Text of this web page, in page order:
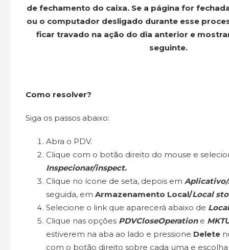
de fechamento do caixa. Se a página for
ou o computador desligado durante esse
ficar travado na ação do dia anterior e
seguinte.
Como resolver?
Siga os passos abaixo:
Abra o PDV.
Clique com o botão direito do mouse e
Inspecionar/inspect.
Clique no ícone de seta, depois em
seguida, em Armazenamento Local/Local
Selecione o link que aparecerá abaixo de
Clique nas opções PDVCloseOperatione
estiverem na aba ao lado e pressione Delete
com o botão direito sobre cada uma e